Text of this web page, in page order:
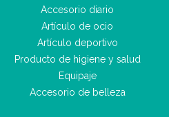
Accesorio diario
Artículo de ocio
Artículo deportivo
Producto de higiene y salud
Equipaje
Accesorio de belleza